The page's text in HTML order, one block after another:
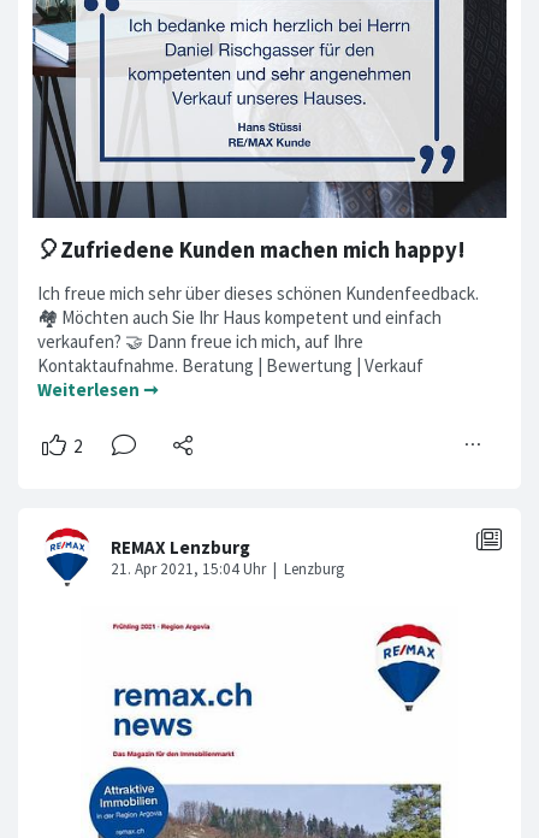
🎈Zufriedene Kunden machen mich happy!
Ich freue mich sehr über dieses schönen Kundenfeedback.
🏘 Möchten auch Sie Ihr Haus kompetent und einfach
verkaufen? 🤝 Dann freue ich mich, auf Ihre
Kontaktaufnahme. Beratung | Bewertung | Verkauf
Weiterlesen ➞